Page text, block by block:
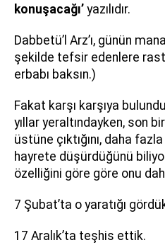
konuşacağı’ yazılıdır.
Dabbetü’l Arz’ı, günün
şekilde tefsir edenlere
erbabı baksın.)
Fakat karşı karşıya
yıllar yeraltındayken, son
üstüne çıktığını, daha
hayrete düşürdüğünü
özelliğini göre göre onu
7 Şubat’ta o yaratığı
17 Aralık’ta teşhis ettik.